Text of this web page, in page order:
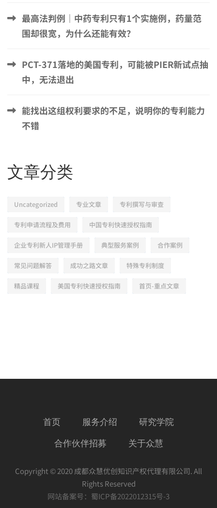
最高法判例｜中药专利只有1个实施例，药量范
围却很宽，为什么还能有效？
PCT-371落地的美国专利，可能被PIER新试点抽
中，无法退出
能找出这组权利要求的不足，说明你的专利能力
不错
文章分类
Uncategorized 专业文章 专利撰写与审查
专利申请流程及费用 中国专利快速授权指南
企业专利新人IP管理手册 典型服务案例 合作案例
常见问题解答 成功之路文章 特殊专利制度
精品课程 美国专利快速授权指南 首页-重点文章
首页 服务介绍 研究学院
合作伙伴招募 关于众慧
Copyright © 2020 成都众慧优创知识产权代理有限公司. All
Rights Reserved
网站备案号： 蜀ICP备2022012315号-3